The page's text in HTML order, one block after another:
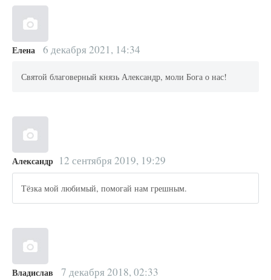
Елена 6 декабря 2021, 14:34
Святой благоверный князь Александр, моли Бога о нас!
Александр 12 сентября 2019, 19:29
Тёзка мой любимый, помогай нам грешным.
Владислав 7 декабря 2018, 02:33